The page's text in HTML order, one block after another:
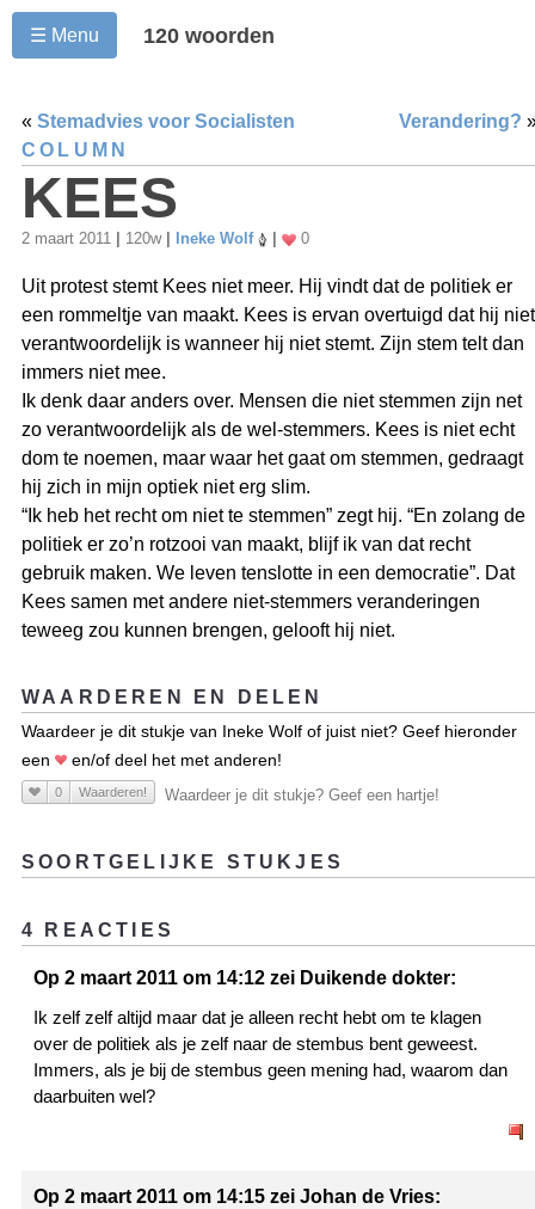
☰ Menu 120 woorden
« Stemadvies voor Socialisten Verandering?
COLUMN
KEES
2 maart 2011 120w Ineke Wolf 0
Uit protest stemt Kees niet meer. Hij vindt dat de politiek er
een rommeltje van maakt. Kees is ervan overtuigd dat hij niet
verantwoordelijk is wanneer hij niet stemt. Zijn stem telt dan
immers niet mee.
Ik denk daar anders over. Mensen die niet stemmen zijn net
zo verantwoordelijk als de wel-stemmers. Kees is niet echt
dom te noemen, maar waar het gaat om stemmen, gedraagt
hij zich in mijn optiek niet erg slim.
“Ik heb het recht om niet te stemmen” zegt hij. “En zolang de
politiek er zo’n rotzooi van maakt, blijf ik van dat recht
gebruik maken. We leven tenslotte in een democratie”. Dat
Kees samen met andere niet-stemmers veranderingen
teweeg zou kunnen brengen, gelooft hij niet.
WAARDEREN EN DELEN
Waardeer je dit stukje van Ineke Wolf of juist niet? Geef hieronder
een
en/of deel het met anderen!
0 Waarderen! Waardeer je dit stukje? Geef een hartje!
SOORTGELIJKE STUKJES
4 REACTIES
Op 2 maart 2011 om 14:12 zei Duikende dokter:
Ik zelf zelf altijd maar dat je alleen recht hebt om te klagen
over de politiek als je zelf naar de stembus bent geweest.
Immers, als je bij de stembus geen mening had, waarom dan
daarbuiten wel?
Op 2 maart 2011 om 14:15 zei Johan de Vries: